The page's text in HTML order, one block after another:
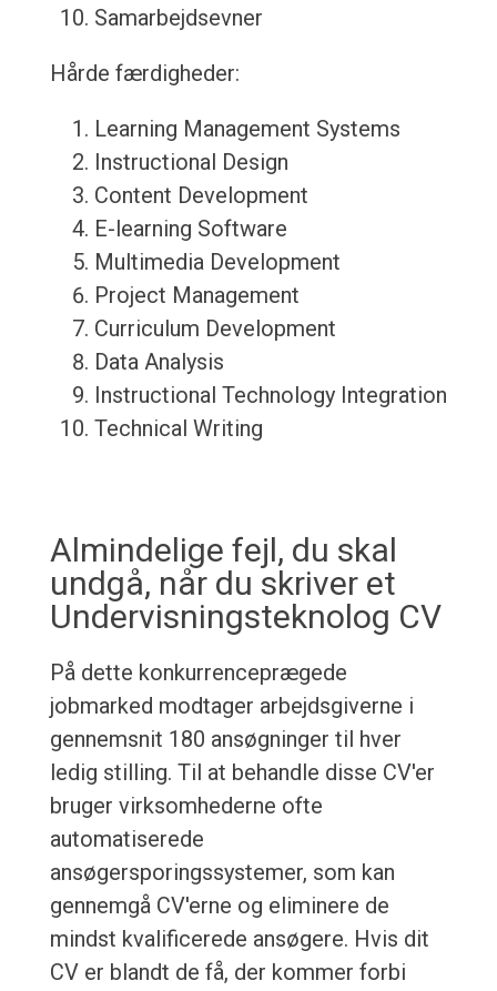
Samarbejdsevner
Hårde færdigheder:
Learning Management Systems
Instructional Design
Content Development
E-learning Software
Multimedia Development
Project Management
Curriculum Development
Data Analysis
Instructional Technology Integration
Technical Writing
Almindelige fejl, du skal
undgå, når du skriver et
Undervisningsteknolog CV
På dette konkurrenceprægede
jobmarked modtager arbejdsgiverne i
gennemsnit 180 ansøgninger til hver
ledig stilling. Til at behandle disse CV'er
bruger virksomhederne ofte
automatiserede
ansøgersporingssystemer, som kan
gennemgå CV'erne og eliminere de
mindst kvalificerede ansøgere. Hvis dit
CV er blandt de få, der kommer forbi